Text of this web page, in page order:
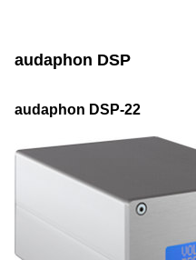
audaphon DSP
audaphon DSP-22